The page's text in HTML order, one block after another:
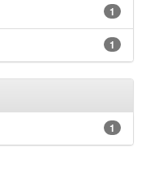
1
1
1